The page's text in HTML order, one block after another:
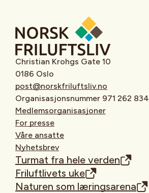
Christian Krohgs Gate 10
0186 Oslo
post@norskfriluftsliv.no
Organisasjonsnummer 971 262 834
Medlemsorganisasjoner
For presse
Våre ansatte
Nyhetsbrev
Turmat fra hele verden
Friluftlivets uke
Naturen som læringsarena